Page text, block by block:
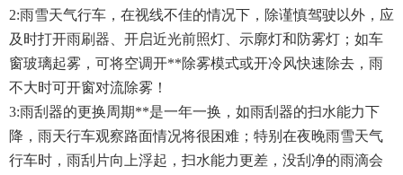
2:雨雪天气行车，在视线不佳的情况下，除谨慎驾驶以外，应
及时打开雨刷器、开启近光前照灯、示廓灯和防雾灯；如车
窗玻璃起雾，可将空调开**除雾模式或开冷风快速除去，雨
不大时可开窗对流除雾！
3:雨刮器的更换周期**是一年一换，如雨刮器的扫水能力下
降，雨天行车观察路面情况将很困难；特别在夜晚雨雪天气
行车时，雨刮片向上浮起，扫水能力更差，没刮净的雨滴会